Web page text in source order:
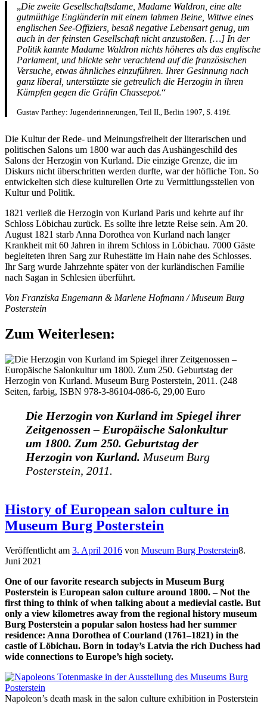
„Die zweite Gesellschaftsdame, Madame Waldron, eine alte
gutmüthige Engländerin mit einem lahmen Beine, Wittwe eines
englischen See-Offiziers, besaß negative Lebensart genug, um
auch in der feinsten Gesellschaft nicht anzustoßen. […] In der
Politik kannte Madame Waldron nichts höheres als das englische
Parlament, und blickte sehr verachtend auf die französischen
Versuche, etwas ähnliches einzuführen. Ihrer Gesinnung nach
ganz liberal, unterstützte sie getreulich die Herzogin in ihren
Kämpfen gegen die Gräfin Chassepot.“
Gustav Parthey: Jugenderinnerungen, Teil II., Berlin 1907, S. 419f.
Die Kultur der Rede- und Meinungsfreiheit der literarischen und
politischen Salons um 1800 war auch das Aushängeschild des
Salons der Herzogin von Kurland. Die einzige Grenze, die im
Diskurs nicht überschritten werden durfte, war der höfliche Ton. So
entwickelten sich diese kulturellen Orte zu Vermittlungsstellen von
Kultur und Politik.
1821 verließ die Herzogin von Kurland Paris und kehrte auf ihr
Schloss Löbichau zurück. Es sollte ihre letzte Reise sein. Am 20.
August 1821 starb Anna Dorothea von Kurland nach langer
Krankheit mit 60 Jahren in ihrem Schloss in Löbichau. 7000 Gäste
begleiteten ihren Sarg zur Ruhestätte im Hain nahe des Schlosses.
Ihr Sarg wurde Jahrzehnte später von der kurländischen Familie
nach Sagan in Schlesien überführt.
Von Franziska Engemann & Marlene Hofmann / Museum Burg
Posterstein
Zum Weiterlesen:
Die Herzogin von Kurland im Spiegel ihrer
Zeitgenossen – Europäische Salonkultur
um 1800. Zum 250. Geburtstag der
Herzogin von Kurland. Museum Burg
Posterstein, 2011.
History of European salon culture in
Museum Burg Posterstein
Veröffentlicht am 3. April 2016 von Museum Burg Posterstein8.
Juni 2021
One of our favorite research subjects in Museum Burg
Posterstein is European salon culture around 1800. – Not the
first thing to think of when talking about a medievial castle. But
only a view kilometres away from the regional history museum
Burg Posterstein a popular salon hostess had her summer
residence: Anna Dorothea of Courland (1761–1821) in the
castle of Löbichau. Born in today’s Latvia the rich Duchess had
wide connections to Europe’s high society.
Napoleon’s death mask in the salon culture exhibition in Posterstein